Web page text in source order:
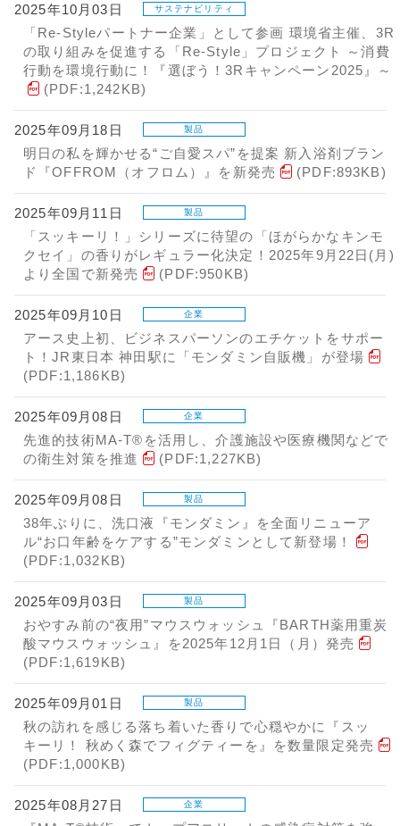
2025年10月03日 サステナビリティ
「Re-Styleパートナー企業」として参画 環境省主催、3R
の取り組みを促進する「Re-Style」プロジェクト ～消費
行動を環境行動に！『選ぼう！3Rキャンペーン2025』～
(PDF:1,242KB)
2025年09月18日 製品
明日の私を輝かせる“ご自愛スパ”を提案 新入浴剤ブラン
ド『OFFROM（オフロム）』を新発売
(PDF:893KB)
2025年09月11日 製品
「スッキーリ！」シリーズに待望の「ほがらかなキンモ
クセイ」の香りがレギュラー化決定！2025年9月22日(月)
より全国で新発売
(PDF:950KB)
2025年09月10日 企業
アース史上初、ビジネスパーソンのエチケットをサポー
ト！JR東日本 神田駅に「モンダミン自販機」が登場
(PDF:1,186KB)
2025年09月08日 企業
先進的技術MA-T®を活用し、介護施設や医療機関などで
の衛生対策を推進
(PDF:1,227KB)
2025年09月08日 製品
38年ぶりに、洗口液『モンダミン』を全面リニューア
ル“お口年齢をケアする”モンダミンとして新登場！
(PDF:1,032KB)
2025年09月03日 製品
おやすみ前の“夜用”マウスウォッシュ『BARTH薬用重炭
酸マウスウォッシュ』を2025年12月1日（月）発売
(PDF:1,619KB)
2025年09月01日 製品
秋の訪れを感じる落ち着いた香りで心穏やかに『スッ
キーリ！ 秋めく森でフィグティーを』を数量限定発売
(PDF:1,000KB)
2025年08月27日 企業